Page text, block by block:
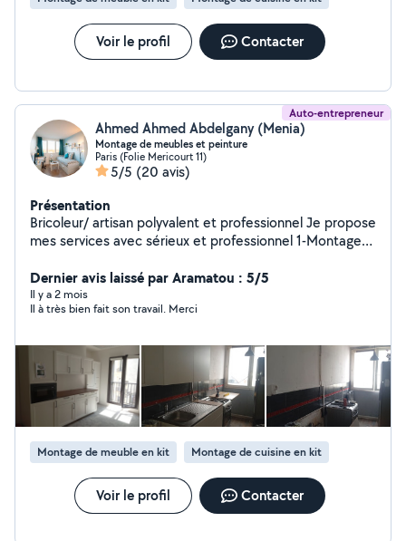
Voir le profil Contacter
Auto-entrepreneur
Ahmed Ahmed Abdelgany (Menia)
Montage de meubles et peinture
Paris (Folie Mericourt 11)
5/5 (20 avis)
Présentation
Bricoleur/ artisan polyvalent et professionnel Je propose
mes services avec sérieux et professionnel 1-Montage
éléments,cadres, miroir....) 3-peinture 4 changement
Dernier avis laissé par Aramatou : 5/5
Il y a 2 mois
Il à très bien fait son travail. Merci
Montage de meuble en kit Montage de cuisine en kit
Voir le profil Contacter